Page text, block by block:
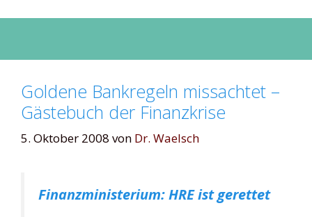
Goldene Bankregeln missachtet –
Gästebuch der Finanzkrise
5. Oktober 2008 von Dr. Waelsch
Finanzministerium: HRE ist gerettet